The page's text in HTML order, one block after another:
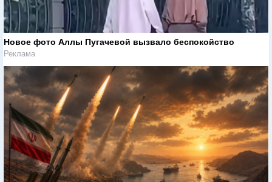
Новое фото Аллы Пугачевой вызвало беспокойство
Реклама